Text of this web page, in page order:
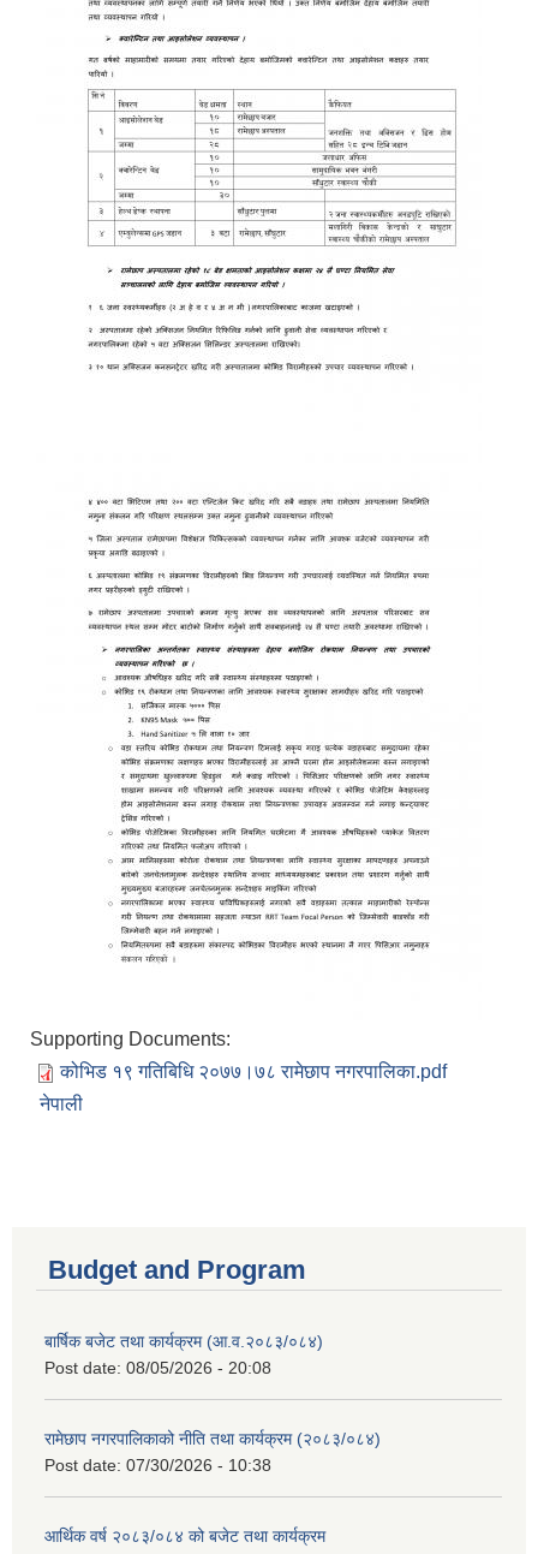
Supporting Documents:
कोभिड १९ गतिबिधि २०७७।७८ रामेछाप नगरपालिका.pdf
नेपाली
Budget and Program
बार्षिक बजेट तथा कार्यक्रम (आ.व.२०८३/०८४)
Post date: 08/05/2026 - 20:08
रामेछाप नगरपालिकाको नीति तथा कार्यक्रम (२०८३/०८४)
Post date: 07/30/2026 - 10:38
आर्थिक वर्ष २०८३/०८४ को बजेट तथा कार्यक्रम